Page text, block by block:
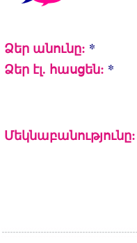
Ձեր անունը: *
Ձեր էլ. հասցեն: *
Մեկնաբանությունը: